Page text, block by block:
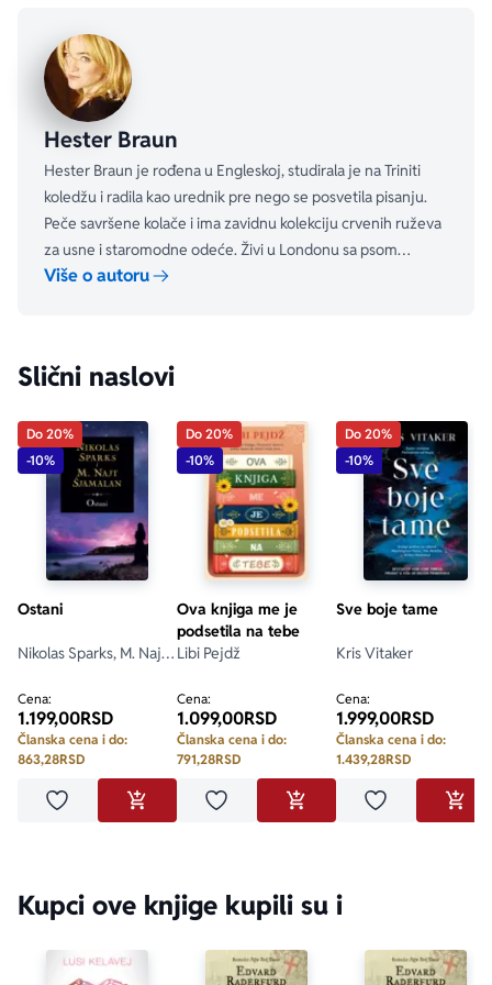
„Upozorenje: počnite da čitate ovu knjigu samo ako
imate ceo dan na raspolaganju – jer se nećete moći
odvojiti od nje dok je ne pročitate do kraja!“
„Slasno neodoljiva – savršena za lenčarenje na plaži.“
Hester Braun
Hester Braun je rođena u Engleskoj, studirala je na Triniti
koledžu i radila kao urednik pre nego se posvetila pisanju.
Peče savršene kolače i ima zavidnu kolekciju crvenih ruževa
za usne i staromodne odeće. Živi u Londonu sa psom
Vajolet.
Više o autoru
Slični naslovi
Do 20%
-10%
Ostani
Nikolas Sparks, M. Najt
Cena:
1.199,00RSD
Članska cena i do:
863,28RSD
Dodaj u omiljeneDODAJ U KORPU
Do 20%
-10%
Ova knjiga me je
podsetila na tebe
Libi Pejdž
Cena:
1.099,00RSD
Članska cena i do:
791,28RSD
Dodaj u omiljeneDODAJ U KORPU
Do 20%
-10%
Sve boje tame
Kris Vitaker
Cena:
1.999,00RSD
Članska cena i do:
1.439,28RSD
Dodaj u
Kupci ove knjige kupili su i